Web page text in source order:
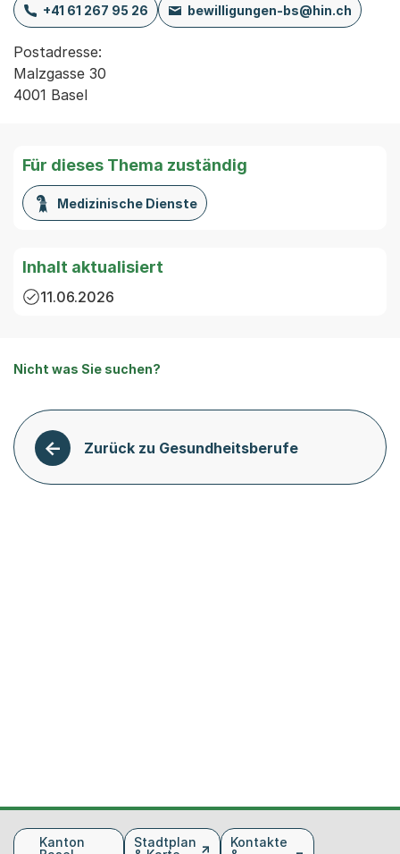
+41 61 267 95 26 bewilligungen-bs@hin.ch
Postadresse:
Malzgasse 30
4001 Basel
Für dieses Thema zuständig
Medizinische Dienste
Inhalt aktualisiert
11.06.2026
Nicht was Sie suchen?
Zurück zu Gesundheitsberufe
FusszeileKanton
Stadtplan
Kontakte